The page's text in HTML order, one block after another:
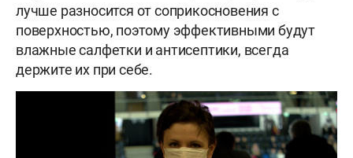
лучше разносится от соприкосновения с
поверхностью, поэтому эффективными будут
влажные салфетки и антисептики, всегда
держите их при себе.